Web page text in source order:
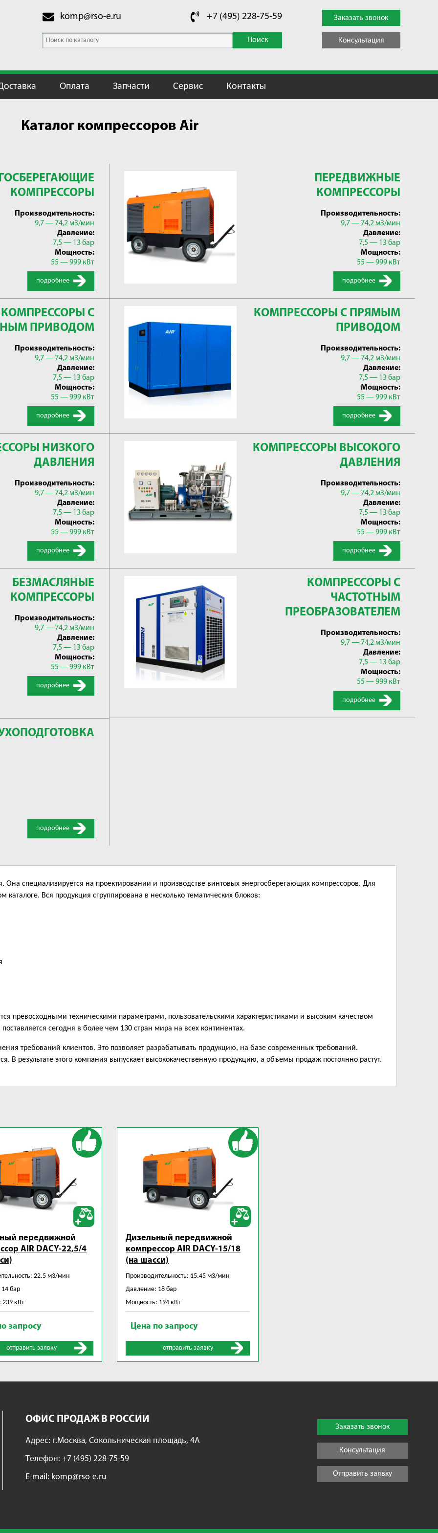
komp@rso-e.ru +7 (495) 228-75-59
Поиск
Заказать звонок
Консультация
Оплата Запчасти Сервис Контакты
Каталог компрессоров Air
КОМПРЕССОРЫ
Производительность:
9,7 — 74,2 м3/мин
Давление:
7,5 — 13 бар
Мощность:
55 — 999 кВт
подробнее
ПЕРЕДВИЖНЫЕ
КОМПРЕССОРЫ
Производительность:
9,7 — 74,2 м3/мин
Давление:
7,5 — 13 бар
Мощность:
55 — 999 кВт
подробнее
КОМПРЕССОРЫ С
ПРИВОДОМ
Производительность:
9,7 — 74,2 м3/мин
Давление:
7,5 — 13 бар
Мощность:
55 — 999 кВт
подробнее
КОМПРЕССОРЫ С ПРЯМЫМ
ПРИВОДОМ
Производительность:
9,7 — 74,2 м3/мин
Давление:
7,5 — 13 бар
Мощность:
55 — 999 кВт
подробнее
НИЗКОГО
ДАВЛЕНИЯ
Производительность:
9,7 — 74,2 м3/мин
Давление:
7,5 — 13 бар
Мощность:
55 — 999 кВт
подробнее
КОМПРЕССОРЫ ВЫСОКОГО
ДАВЛЕНИЯ
Производительность:
9,7 — 74,2 м3/мин
Давление:
7,5 — 13 бар
Мощность:
55 — 999 кВт
подробнее
БЕЗМАСЛЯНЫЕ
КОМПРЕССОРЫ
Производительность:
9,7 — 74,2 м3/мин
Давление:
7,5 — 13 бар
Мощность:
55 — 999 кВт
подробнее
КОМПРЕССОРЫ С
ЧАСТОТНЫМ
ПРЕОБРАЗОВАТЕЛЕМ
Производительность:
9,7 — 74,2 м3/мин
Давление:
7,5 — 13 бар
Мощность:
55 — 999 кВт
подробнее
подробнее
Она специализируется на проектировании и производстве винтовых энергосберегающих компрессоров. Для
каталоге. Вся продукция сгруппирована в несколько тематических блоков:
превосходными техническими параметрами, пользовательскими характеристиками и высоким качеством
сегодня в более чем 130 стран мира на всех континентах.
требований клиентов. Это позволяет разрабатывать продукцию, на базе современных требований.
В результате этого компания выпускает высококачественную продукцию, а объемы продаж постоянно растут.
передвижной
AIR DACY-22,5/4
22.5 м3/мин
бар
кВт
запросу
отправить заявку
Дизельный передвижной
компрессор AIR DACY-15/18
(на шасси)
Производительность: 15.45 м3/мин
Давление: 18 бар
Мощность: 194 кВт
Цена по запросу
отправить заявку
ОФИС ПРОДАЖ В РОССИИ
Адрес: г.Москва, Сокольническая площадь, 4А
Tелефон:+7 (495) 228-75-59
E-mail: komp@rso-e.ru
Заказать звонок
Консультация
Отправить заявку